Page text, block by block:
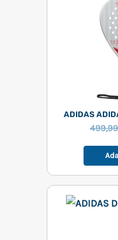
ADIDAS